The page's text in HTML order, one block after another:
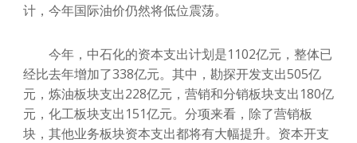
计，今年国际油价仍然将低位震荡。
今年，中石化的资本支出计划是1102亿元，整体已
经比去年增加了338亿元。其中，勘探开发支出505亿
元，炼油板块支出228亿元，营销和分销板块支出180亿
元，化工板块支出151亿元。分项来看，除了营销板
块，其他业务板块资本支出都将有大幅提升。资本开支